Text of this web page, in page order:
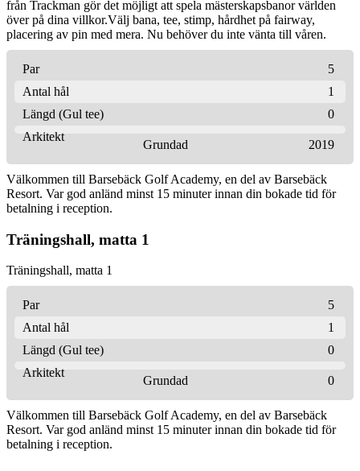
från Trackman gör det möjligt att spela mästerskapsbanor världen
över på dina villkor.Välj bana, tee, stimp, hårdhet på fairway,
placering av pin med mera. Nu behöver du inte vänta till våren.
Par
5
Antal hål
1
Längd (Gul tee)
0
Arkitekt
Grundad 2019
Välkommen till Barsebäck Golf Academy, en del av Barsebäck
Resort. Var god anländ minst 15 minuter innan din bokade tid för
betalning i reception.
Träningshall, matta 1
Träningshall, matta 1
Par
5
Antal hål
1
Längd (Gul tee)
0
Arkitekt
Grundad 0
Välkommen till Barsebäck Golf Academy, en del av Barsebäck
Resort. Var god anländ minst 15 minuter innan din bokade tid för
betalning i reception.